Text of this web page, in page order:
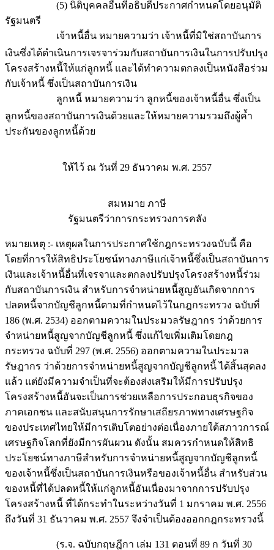
(5) นิติบุคคลอื่นที่อธิบดีประกาศกำหนดโดยอนุมัติ
รัฐมนตรี
เจ้าหนี้อื่น หมายความว่า เจ้าหนี้ที่มิใช่สถาบันการ
เงินซึ่งได้ดำเนินการเจรจาร่วมกับสถาบันการเงินในการปรับปรุง
โครงสร้างหนี้ให้แก่ลูกหนี้ และได้ทำความตกลงเป็นหนังสือร่วม
กับเจ้าหนี้ ซึ่งเป็นสถาบันการเงิน
ลูกหนี้ หมายความว่า ลูกหนี้ของเจ้าหนี้อื่น ซึ่งเป็น
ลูกหนี้ของสถาบันการเงินด้วยและให้หมายความรวมถึงผู้ค้ำ
ประกันของลูกหนี้ด้วย
ให้ไว้ ณ วันที่ 29 ธันวาคม พ.ศ. 2557
สมหมาย ภาษี
รัฐมนตรีว่าการกระทรวงการคลัง
หมายเหตุ :- เหตุผลในการประกาศใช้กฎกระทรวงฉบับนี้ คือ
โดยที่การให้สิทธิประโยชน์ทางภาษีแก่เจ้าหนี้ซึ่งเป็นสถาบันการ
เงินและเจ้าหนี้อื่นที่เจรจาและตกลงปรับปรุงโครงสร้างหนี้ร่วม
กับสถาบันการเงิน สำหรับการจำหน่ายหนี้สูญอันเกิดจากการ
ปลดหนี้จากบัญชีลูกหนี้ตามที่กำหนดไว้ในกฎกระทรวง ฉบับที่
186 (พ.ศ. 2534) ออกตามความในประมวลรัษฎากร ว่าด้วยการ
จำหน่ายหนี้สูญจากบัญชีลูกหนี้ ซึ่งแก้ไขเพิ่มเติมโดยกฎ
กระทรวง ฉบับที่ 297 (พ.ศ. 2556) ออกตามความในประมวล
รัษฎากร ว่าด้วยการจำหน่ายหนี้สูญจากบัญชีลูกหนี้ ได้สิ้นสุดลง
แล้ว แต่ยังมีความจำเป็นที่จะต้องส่งเสริมให้มีการปรับปรุง
โครงสร้างหนี้อันจะเป็นการช่วยเหลือการประกอบธุรกิจของ
ภาคเอกชน และสนับสนุนการรักษาเสถียรภาพทางเศรษฐกิจ
ของประเทศไทยให้มีการเติบโตอย่างต่อเนื่องภายใต้สภาวการณ์
เศรษฐกิจโลกที่ยังมีการผันผวน ดังนั้น สมควรกำหนดให้สิทธิ
ประโยชน์ทางภาษีสำหรับการจำหน่ายหนี้สูญจากบัญชีลูกหนี้
ของเจ้าหนี้ซึ่งเป็นสถาบันการเงินหรือของเจ้าหนี้อื่น สำหรับส่วน
ของหนี้ที่ได้ปลดหนี้ให้แก่ลูกหนี้อันเนื่องมาจากการปรับปรุง
โครงสร้างหนี้ ที่ได้กระทำในระหว่างวันที่ 1 มกราคม พ.ศ. 2556
ถึงวันที่ 31 ธันวาคม พ.ศ. 2557 จึงจำเป็นต้องออกกฎกระทรวงนี้
(ร.จ. ฉบับกฤษฎีกา เล่ม 131 ตอนที่ 89 ก วันที่ 30